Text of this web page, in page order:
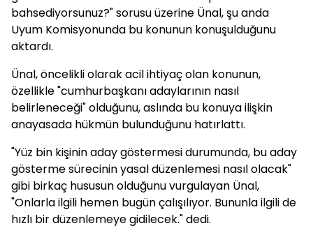
bahsediyorsunuz?" sorusu üzerine Ünal, şu anda
Uyum Komisyonunda bu konunun konuşulduğunu
aktardı.
Ünal, öncelikli olarak acil ihtiyaç olan konunun,
özellikle "cumhurbaşkanı adaylarının nasıl
belirleneceği" olduğunu, aslında bu konuya ilişkin
anayasada hükmün bulunduğunu hatırlattı.
"Yüz bin kişinin aday göstermesi durumunda, bu aday
gösterme sürecinin yasal düzenlemesi nasıl olacak"
gibi birkaç hususun olduğunu vurgulayan Ünal,
"Onlarla ilgili hemen bugün çalışılıyor. Bununla ilgili de
hızlı bir düzenlemeye gidilecek." dedi.